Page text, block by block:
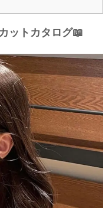
ットカタログ📖